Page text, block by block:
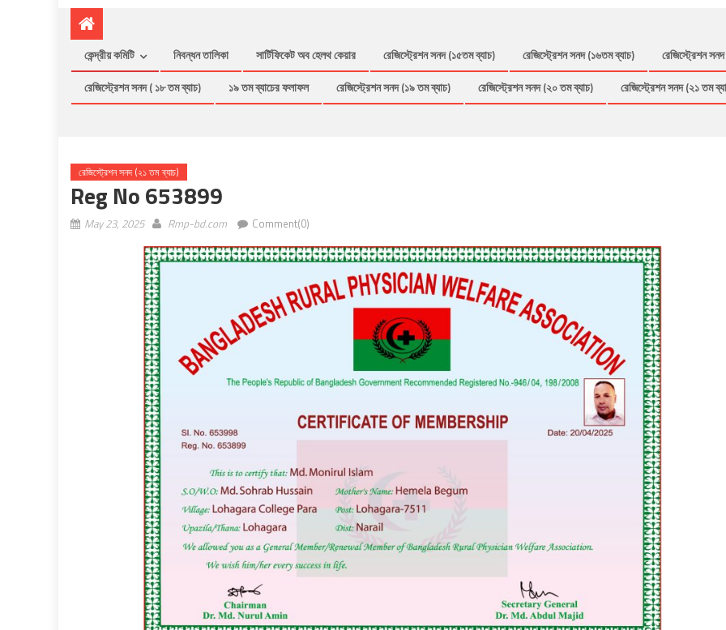
কেন্দ্রীয় কমিটি নিবন্ধন তালিকা সার্টিফিকেট অব হেলথ কেয়ার রেজিস্ট্রেশন সনদ (১৫তম ব্যাচ) রেজিস্ট্রেশন সনদ (১৬তম ব্যাচ)
রেজিস্ট্রেশন
রেজিস্ট্রেশন সনদ ( ১৮ তম ব্যাচ)
১৯ তম ব্যাচের ফলাফল রেজিস্ট্রেশন সনদ (১৯ তম ব্যাচ) রেজিস্ট্রেশন সনদ (২০ তম ব্যাচ) রেজিস্ট্রেশন সনদ (২১ তম
রেজিস্ট্রেশন সনদ (২১ তম ব্যাচ)
Reg No 653899
May 23, 2025 Rmp-bd.com Comment(0)